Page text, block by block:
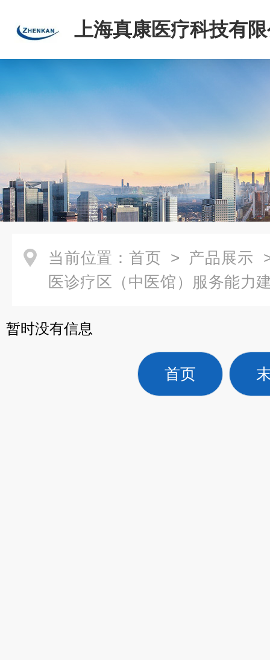
上海真康医疗科技有
当前位置： 首页 > 产品展示
医诊疗区（中医馆）服务能力
暂时没有信息
首页